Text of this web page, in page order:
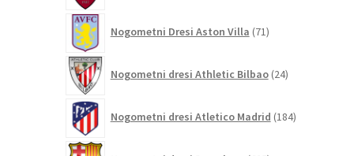
Nogometni Dresi Aston Villa 71izdelkov
Nogometni dresi Athletic Bilbao 24izdelkov
Nogometni dresi Atletico Madrid 184izdelkov